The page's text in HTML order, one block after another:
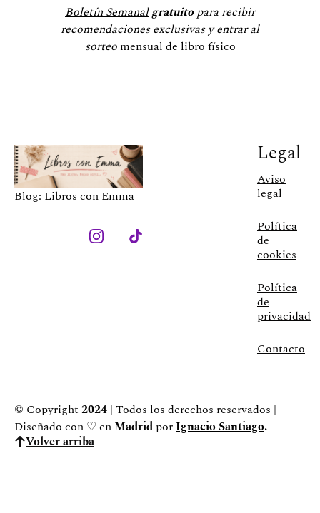
Boletín Semanalgratuitopara recibir
recomendaciones exclusivas y entrar al
sorteomensual de libro físico
Blog: Libros con Emma
Legal
Aviso
legal
Política
de
cookies
Política
de
privacidad
Contacto
© Copyright 2024 | Todos los derechos reservados |
Diseñado con ♡ enMadrid porIgnacio Santiago.
Volver arriba